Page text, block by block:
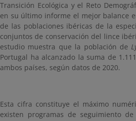
Transición Ecológica y el Reto
en su último informe el mejor balance
de las poblaciones ibéricas de la
conjuntos de conservación del lince
estudio muestra que la población de
Portugal ha alcanzado la suma de
ambos países, según datos de 2020.
Esta cifra constituye el máximo
existen programas de seguimiento